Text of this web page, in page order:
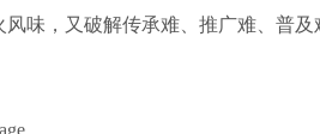
味，又破解传承难、推广难、普